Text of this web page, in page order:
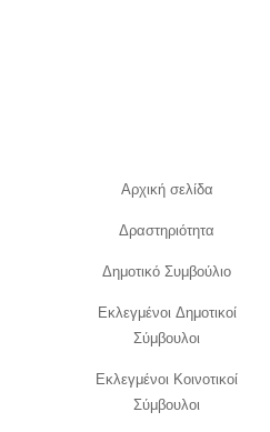
Αρχική σελίδα
Δραστηριότητα
Δημοτικό Συμβούλιο
Εκλεγμένοι Δημοτικοί
Σύμβουλοι
Εκλεγμένοι Κοινοτικοί
Σύμβουλοι